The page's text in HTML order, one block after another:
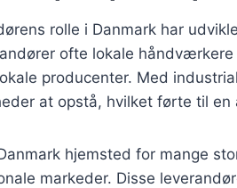
rolle i Danmark har
ofte lokale
producenter. Med
at opstå, hvilket førte til
hjemsted for mange
markeder. Disse